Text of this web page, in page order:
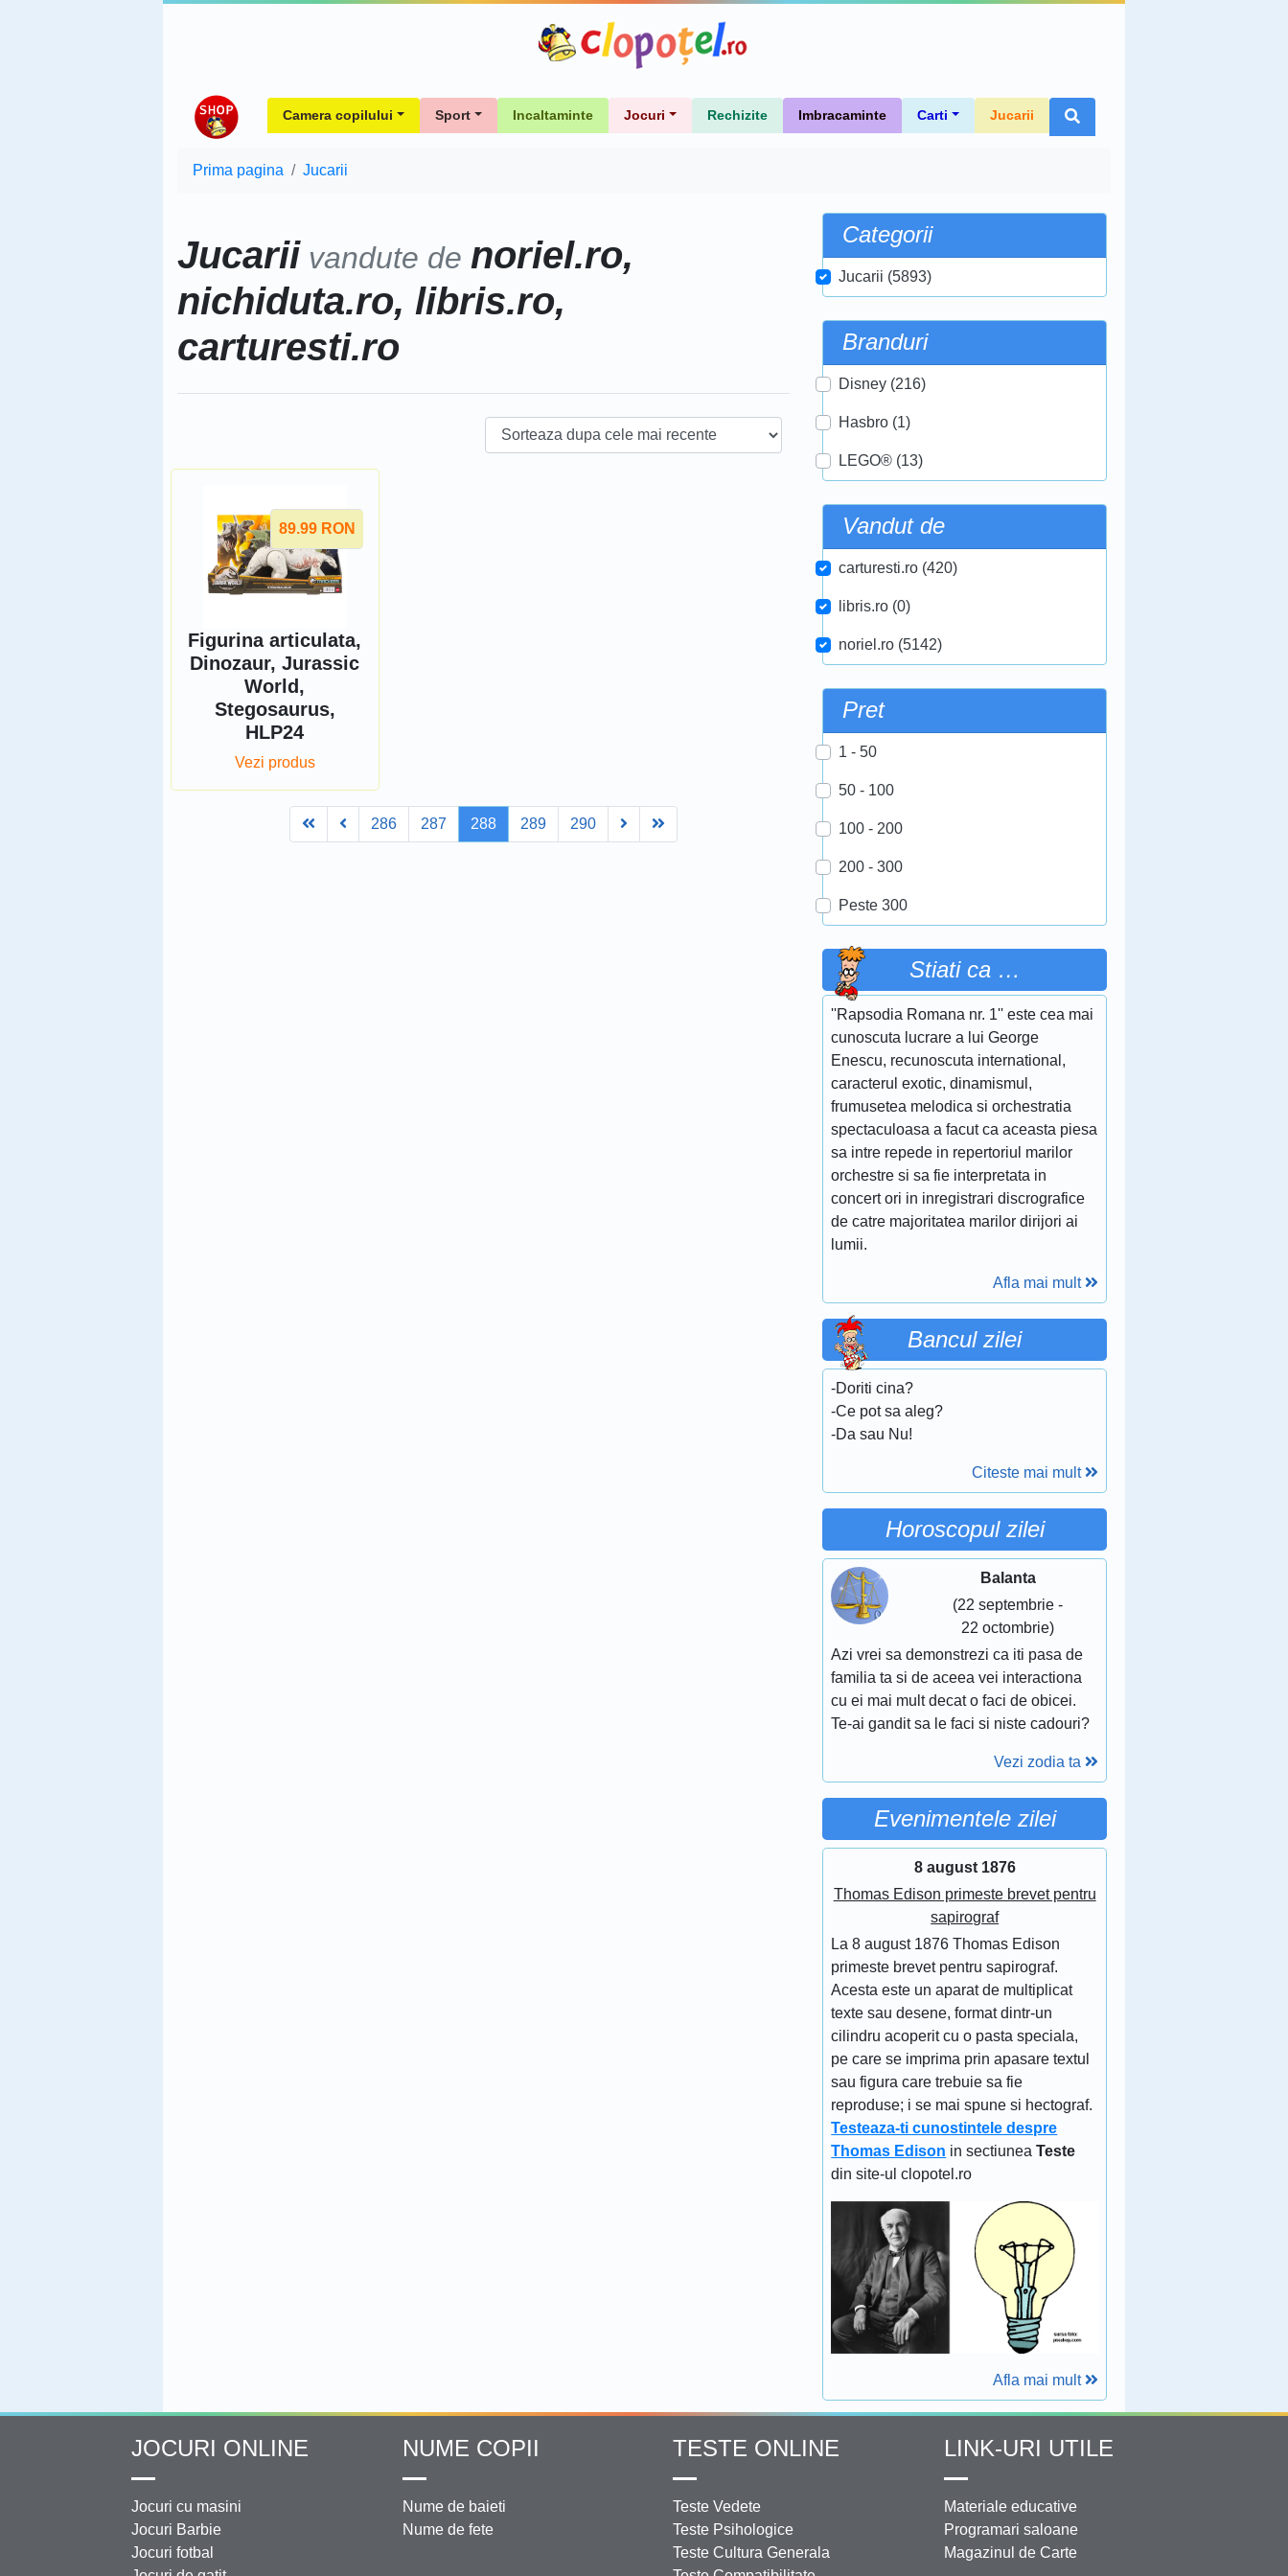
Camera copilului Sport Incaltaminte Jocuri Rechizite Imbracaminte Carti Jucarii
Prima pagina Jucarii
Jucarii vandute de noriel.ro,
nichiduta.ro, libris.ro,
carturesti.ro
89.99 RON
Figurina articulata,
Dinozaur, Jurassic
World,
Stegosaurus,
HLP24
Vezi produs
FirstPrev286 287 288 289 290 Next
Categorii
Jucarii (5893)
Branduri
Disney (216)
Hasbro (1)
LEGO® (13)
Vandut de
carturesti.ro (420)
libris.ro (0)
noriel.ro (5142)
Pret
1 - 50
50 - 100
100 - 200
200 - 300
Peste 300
Stiati ca …
''Rapsodia Romana nr. 1'' este cea mai
cunoscuta lucrare a lui George
Enescu, recunoscuta international,
caracterul exotic, dinamismul,
frumusetea melodica si orchestratia
spectaculoasa a facut ca aceasta piesa
sa intre repede in repertoriul marilor
orchestre si sa fie interpretata in
concert ori in inregistrari discrografice
de catre majoritatea marilor dirijori ai
lumii.
Afla mai mult
Bancul zilei
-Doriti cina?
-Ce pot sa aleg?
-Da sau Nu!
Citeste mai mult
Horoscopul zilei
Balanta
(22 septembrie -
22 octombrie)
Azi vrei sa demonstrezi ca iti pasa de
familia ta si de aceea vei interactiona
cu ei mai mult decat o faci de obicei.
Te-ai gandit sa le faci si niste cadouri?
Vezi zodia ta
Evenimentele zilei
8 august 1876
Thomas Edison primeste brevet pentru
sapirograf
La 8 august 1876 Thomas Edison
primeste brevet pentru sapirograf.
Acesta este un aparat de multiplicat
texte sau desene, format dintr-un
cilindru acoperit cu o pasta speciala,
pe care se imprima prin apasare textul
sau figura care trebuie sa fie
reproduse; i se mai spune si hectograf.
Testeaza-ti cunostintele despre
Thomas Edison in sectiuneaTeste
din site-ul clopotel.ro
Afla mai mult
JOCURI ONLINE
Jocuri cu masini
Jocuri Barbie
Jocuri fotbal
NUME COPII
Nume de baieti
Nume de fete
TESTE ONLINE
Teste Vedete
Teste Psihologice
Teste Cultura Generala
LINK-URI UTILE
Materiale educative
Programari saloane
Magazinul de Carte